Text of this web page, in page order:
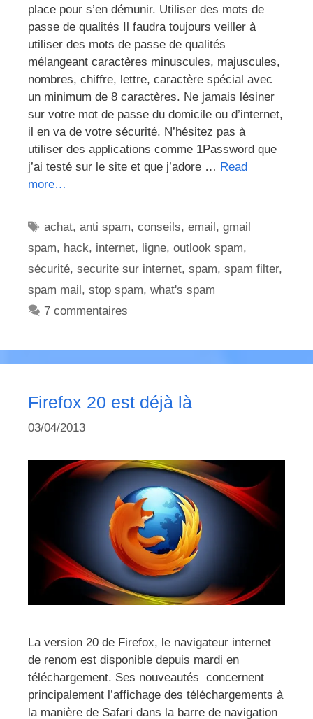
place pour s’en démunir. Utiliser des mots de
passe de qualités Il faudra toujours veiller à
utiliser des mots de passe de qualités
mélangeant caractères minuscules, majuscules,
nombres, chiffre, lettre, caractère spécial avec
un minimum de 8 caractères. Ne jamais lésiner
sur votre mot de passe du domicile ou d’internet,
il en va de votre sécurité. N’hésitez pas à
utiliser des applications comme 1Password que
j’ai testé sur le site et que j’adore … Read
more…
Étiquettes
achat,anti spam,conseils,email ,gmail
spam, hack, internet, ligne, outlook spam,
sécurité, securite sur internet, spam, spam filter,
spam mail , stop spam, what's spam
7 commentaires
Firefox 20 est déjà là
03/04/2013
La version 20 de Firefox, le navigateur internet
de renom est disponible depuis mardi en
téléchargement. Ses nouveautés concernent
principalement l’affichage des téléchargements à
la manière de Safari dans la barre de navigation